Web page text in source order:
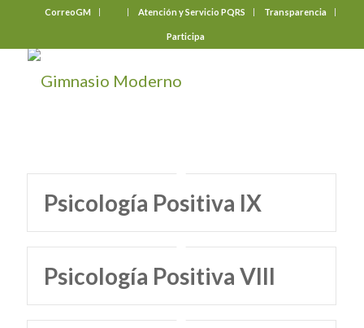
CorreoGM Atención y Servicio PQRS Transparencia
Participa
Psicología Positiva IX
Psicología Positiva VIII